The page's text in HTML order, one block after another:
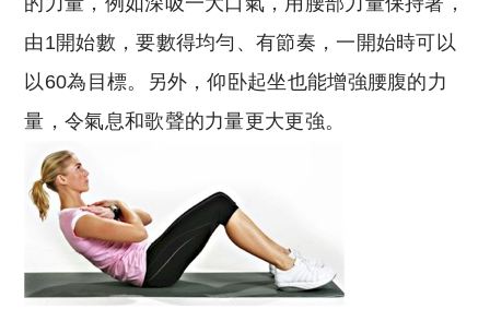
由1開始數，要數得均勻、有節奏，一開始時可以
以60為目標。另外，仰卧起坐也能增強腰腹的力
量，令氣息和歌聲的力量更大更強。